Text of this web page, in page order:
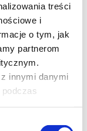
treści
i
o tym, jak
partnerom
innymi danymi
w domu opieki